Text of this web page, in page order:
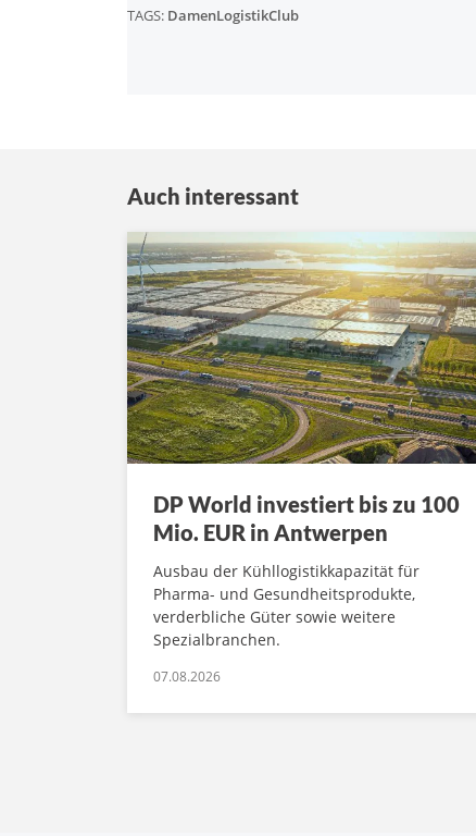
TAGS: DamenLogistikClub
Auch interessant
DP World investiert bis zu 100
Mio. EUR in Antwerpen
Ausbau der Kühllogistikkapazität für
Pharma- und Gesundheitsprodukte,
verderbliche Güter sowie weitere
Spezialbranchen.
07.08.2026